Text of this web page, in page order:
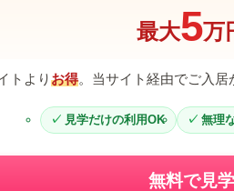
最大5万
トよりお得。当サイト経由でご入
見学だけの利用OK 無理
無料で見